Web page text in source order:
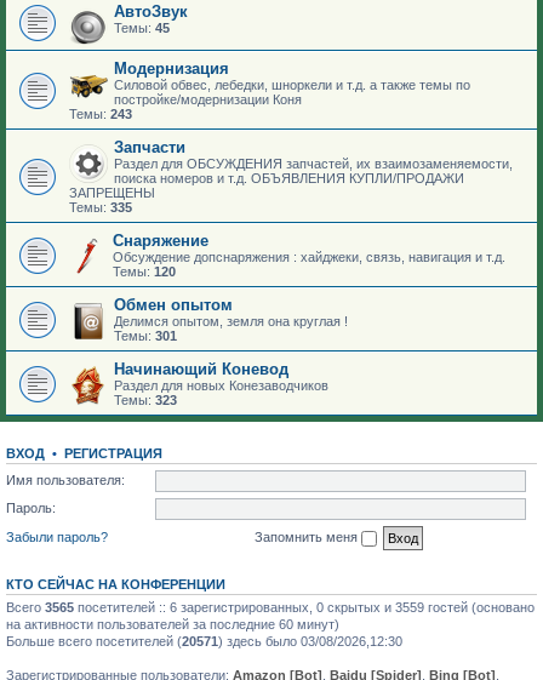
АвтоЗвук
Темы: 45
Модернизация
Силовой обвес, лебедки, шноркели и т.д. а также темы по
постройке/модернизации Коня
Темы: 243
Запчасти
Раздел для ОБСУЖДЕНИЯ запчастей, их взаимозаменяемости,
поиска номеров и т.д. ОБЪЯВЛЕНИЯ КУПЛИ/ПРОДАЖИ
ЗАПРЕЩЕНЫ
Темы: 335
Снаряжение
Обсуждение допснаряжения : хайджеки, связь, навигация и т.д.
Темы: 120
Обмен опытом
Делимся опытом, земля она круглая !
Темы: 301
Начинающий Коневод
Раздел для новых Конезаводчиков
Темы: 323
ВХОД • РЕГИСТРАЦИЯ
Имя пользователя:
Пароль:
Забыли пароль?
Запомнить меня
КТО СЕЙЧАС НА КОНФЕРЕНЦИИ
Всего 3565 посетителей :: 6 зарегистрированных, 0 скрытых и 3559 гостей (основано
на активности пользователей за последние 60 минут)
Больше всего посетителей (20571) здесь было 03/08/2026,12:30
Зарегистрированные пользователи: Amazon [Bot] Baidu [Spider] Bing [Bot]